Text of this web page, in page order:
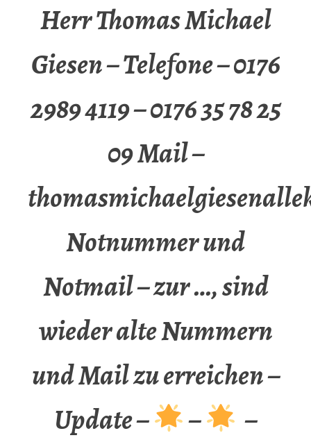
Herr Thomas Michael
Giesen – Telefone – 0176
2989 4119 – 0176 35 78 25
09 Mail –
Notnummer und
Notmail – zur …, sind
wieder alte Nummern
und Mail zu erreichen –
Update –
–
–